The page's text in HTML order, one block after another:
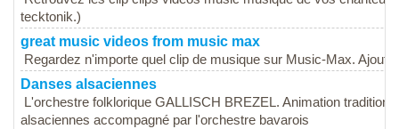
tecktonik.)
great music videos from music max
Regardez n'importe quel clip de musique sur Music-Max.
Danses alsaciennes
L'orchestre folklorique GALLISCH BREZEL. Animation
alsaciennes accompagné par l'orchestre bavarois